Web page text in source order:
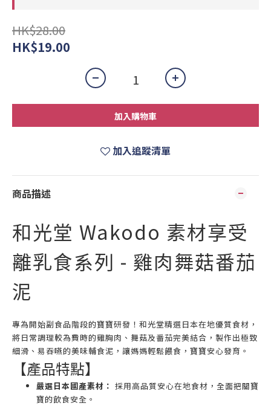
HK$28.00
HK$19.00
加入購物車
加入追蹤清單
商品描述
和光堂 Wakodo 素材享受
離乳食系列 - 雞肉舞菇番茄
泥
專為開始副食品階段的寶寶研發！和光堂精選日本在地優質食材，
將日常調理較為費時的雞胸肉、舞菇及番茄完美結合，製作出極致
細滑、易吞嚥的美味輔食泥，讓媽媽輕鬆餵食，寶寶安心發育。
【產品特點】
嚴選日本國產素材： 採用高品質安心在地食材，全面把關寶
寶的飲食安全。